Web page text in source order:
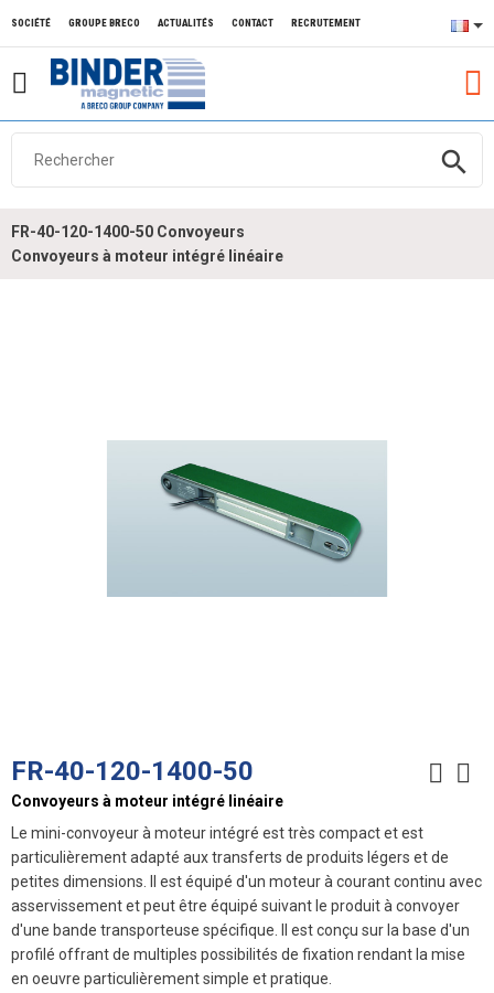
search
SOCIÉTÉ GROUPE BRECO ACTUALITÉS CONTACT RECRUTEMENT
FR-40-120-1400-50 Convoyeurs
Convoyeurs à moteur intégré linéaire
FR-40-120-1400-50
Convoyeurs à moteur intégré linéaire
Le mini-convoyeur à moteur intégré est très compact et est
particulièrement adapté aux transferts de produits légers et de
petites dimensions. Il est équipé d'un moteur à courant continu avec
asservissement et peut être équipé suivant le produit à convoyer
d'une bande transporteuse spécifique. Il est conçu sur la base d'un
profilé offrant de multiples possibilités de fixation rendant la mise
en oeuvre particulièrement simple et pratique.